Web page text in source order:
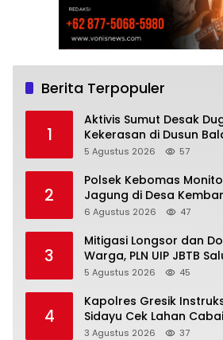
Berita Terpopuler
1
Aktivis Sumut Desak
Kekerasan di Dusun
Gunung Malintang
5 Agustus 2026 57
2
Polsek Kebomas
Jagung di Desa
Dukungan Ketahanan
6 Agustus 2026 47
3
Mitigasi Longsor dan
Warga, PLN UIP JBTB
Konservasi 4.000
5 Agustus 2026 45
4
Kapolres Gresik
Sidayu Cek Lahan
Ketahanan Pangan dan
3 Agustus 2026 37